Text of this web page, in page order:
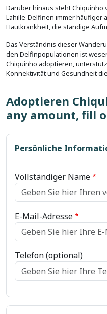
Darüber hinaus steht
Lahille-Delfinen immer häufiger
Hautkrankheit, die ständige
Das Verständnis dieser
den Delfinpopulationen ist
Chiquinho adoptieren,
Konnektivität und Gesundheit
Adoptieren
any amount, fill
Persönliche
Vollständiger Name
E-Mail-Adresse
Telefon (optional)